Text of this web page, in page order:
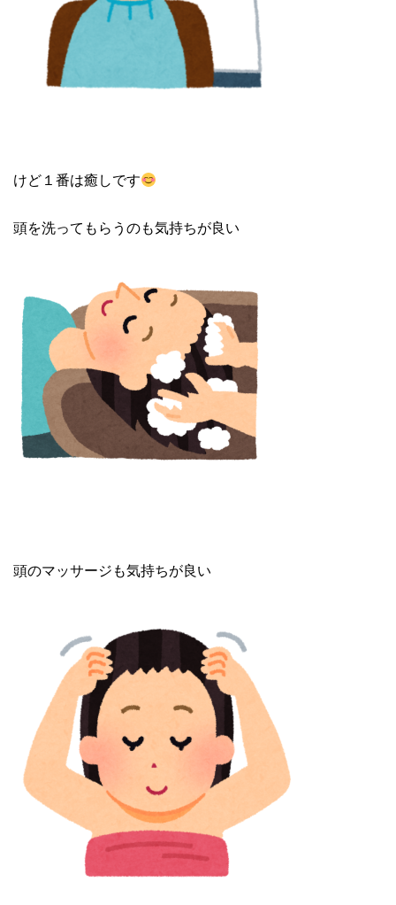
けど１番は癒しです
頭を洗ってもらうのも気持ちが良い
頭のマッサージも気持ちが良い